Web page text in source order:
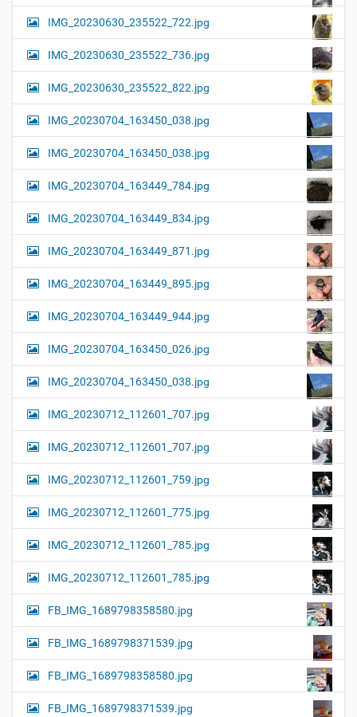
IMG_20230630_235522_722.jpg
IMG_20230630_235522_736.jpg
IMG_20230630_235522_822.jpg
IMG_20230704_163450_038.jpg
IMG_20230704_163450_038.jpg
IMG_20230704_163449_784.jpg
IMG_20230704_163449_834.jpg
IMG_20230704_163449_871.jpg
IMG_20230704_163449_895.jpg
IMG_20230704_163449_944.jpg
IMG_20230704_163450_026.jpg
IMG_20230704_163450_038.jpg
IMG_20230712_112601_707.jpg
IMG_20230712_112601_707.jpg
IMG_20230712_112601_759.jpg
IMG_20230712_112601_775.jpg
IMG_20230712_112601_785.jpg
IMG_20230712_112601_785.jpg
FB_IMG_1689798358580.jpg
FB_IMG_1689798371539.jpg
FB_IMG_1689798358580.jpg
FB_IMG_1689798371539.jpg